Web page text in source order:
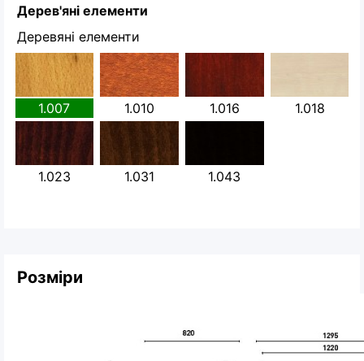
Дерев'яні елементи
Деревяні елементи
1.007 1.010 1.016 1.018
1.023 1.031 1.043
Розміри